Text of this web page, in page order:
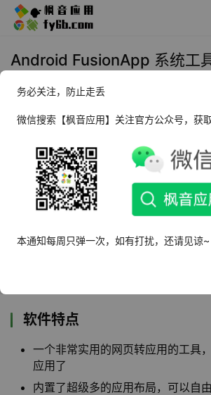
Android FusionApp 系统工
2024年7月15日 21:54
软件介绍
FusionApp重制版是一款能够将手机网
的工具，使用简单，轻松自定义apk图
选择模板，一键打包apk，操作更便捷
应用的时候更加的方便，也可以兼容非
制作成套壳应用都可以的，让新人小白
软件特点
一个非常实用的网页转应用的工具
应用了
内置了超级多的应用布局，可以自
务必关注，防止走丢
微信搜索【枫音应用】关注官方公众号，获
本通知每周只弹一次，如有打扰，还请见谅~